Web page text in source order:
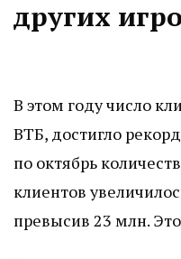
других
В этом году число
ВТБ, достигло
по октябрь
клиентов
превысив 23 млн.